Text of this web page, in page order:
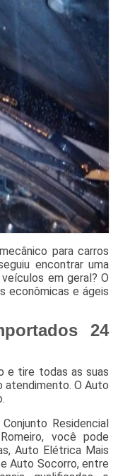
para carros
encontrar uma
em geral? O
econômicas e ágeis
24
e tire todas as suas
atendimento. O Auto
Residencial
você pode
Auto Elétrica Mais
Auto Socorro, entre